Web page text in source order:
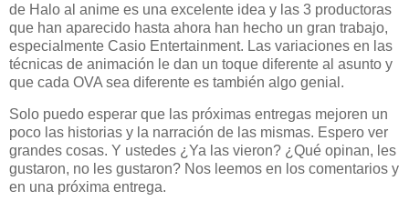
de Halo al anime es una excelente idea y las 3 productoras
que han aparecido hasta ahora han hecho un gran trabajo,
especialmente Casio Entertainment. Las variaciones en las
técnicas de animación le dan un toque diferente al asunto y
que cada OVA sea diferente es también algo genial.
Solo puedo esperar que las próximas entregas mejoren un
poco las historias y la narración de las mismas. Espero ver
grandes cosas. Y ustedes ¿Ya las vieron? ¿Qué opinan, les
gustaron, no les gustaron? Nos leemos en los comentarios y
en una próxima entrega.